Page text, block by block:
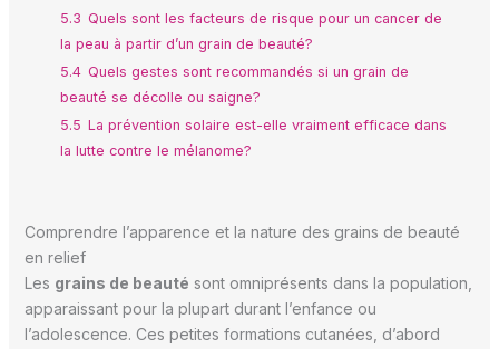
5.3 Quels sont les facteurs de risque pour un cancer de
la peau à partir d’un grain de beauté?
5.4 Quels gestes sont recommandés si un grain de
beauté se décolle ou saigne?
5.5 La prévention solaire est-elle vraiment efficace dans
la lutte contre le mélanome?
Comprendre l’apparence et la nature des grains de beauté
en relief
Les grains de beauté sont omniprésents dans la population,
apparaissant pour la plupart durant l’enfance ou
l’adolescence. Ces petites formations cutanées, d’abord